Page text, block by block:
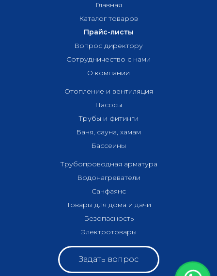
Главная
Каталог товаров
Прайс-листы
Вопрос директору
Сотрудничество с нами
О компании
Отопление и вентиляция
Насосы
Трубы и фитинги
Баня, сауна, хамам
Бассеины
Трубопроводная арматура
Водонагреватели
Санфаянс
Товары для дома и дачи
Безопасность
Электротовары
Задать вопрос